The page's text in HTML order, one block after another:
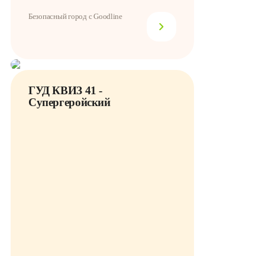
Безопасный город с Goodline
ГУД КВИЗ 41 -
Супергеройский